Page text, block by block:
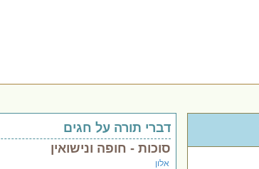
דברי תורה על חגים
סוכות - חופה ונישואין
אלון